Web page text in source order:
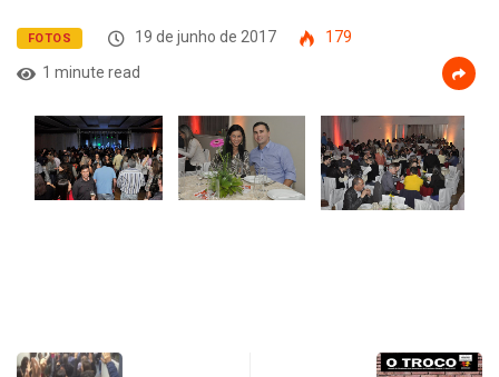
FOTOS 19 de junho de 2017
179
1 minute read